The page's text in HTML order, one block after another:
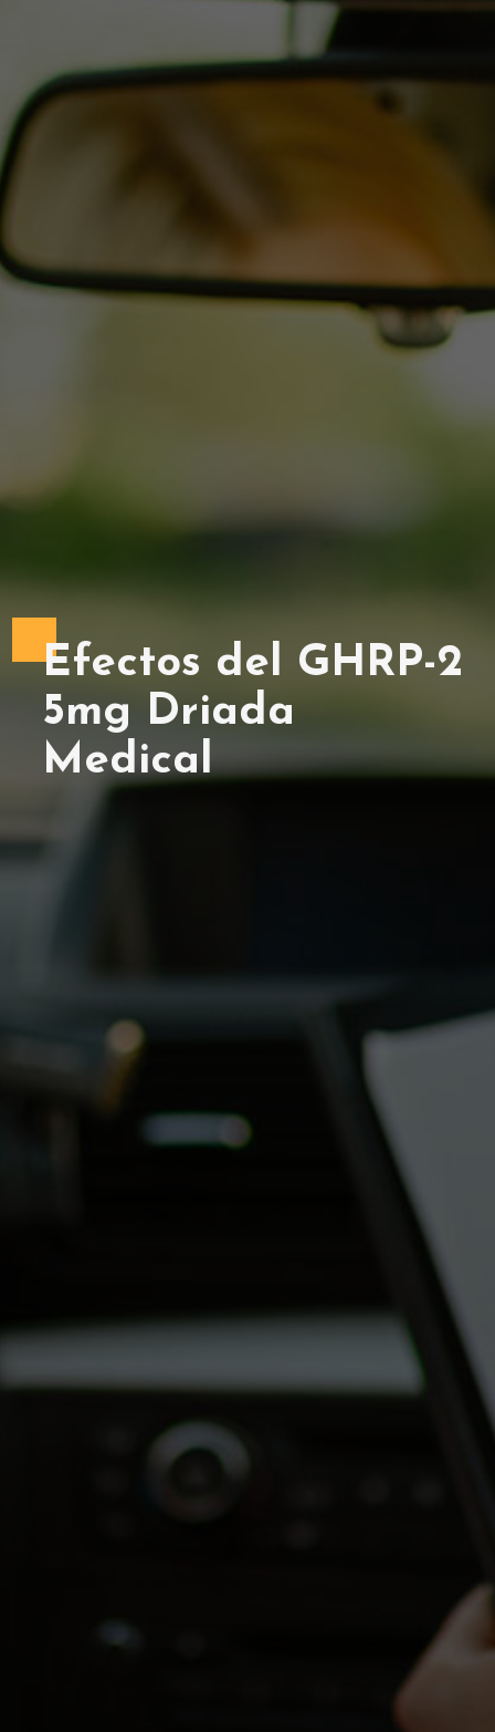
Efectos del GHRP-2
5mg Driada
Medical